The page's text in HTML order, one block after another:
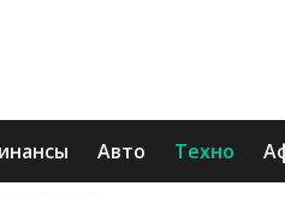
Авто Техно